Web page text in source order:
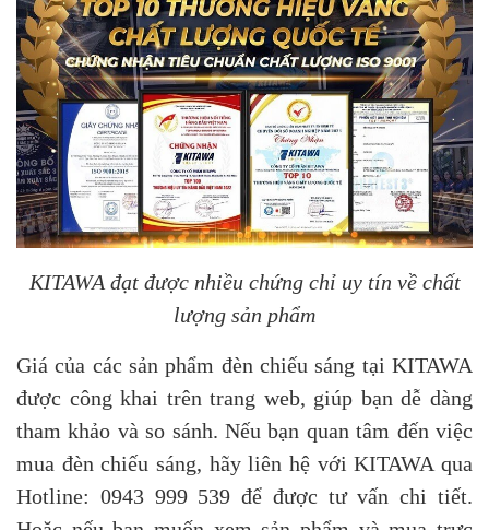
KITAWA đạt được nhiều chứng chỉ uy tín về chất
lượng sản phẩm
Giá của các sản phẩm đèn chiếu sáng tại KITAWA
được công khai trên trang web, giúp bạn dễ dàng
tham khảo và so sánh. Nếu bạn quan tâm đến việc
mua đèn chiếu sáng, hãy liên hệ với KITAWA qua
Hotline: 0943 999 539 để được tư vấn chi tiết.